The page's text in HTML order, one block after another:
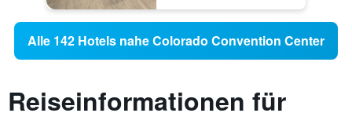
Alle 142 Hotels nahe Colorado Convention Center
Reiseinformationen für